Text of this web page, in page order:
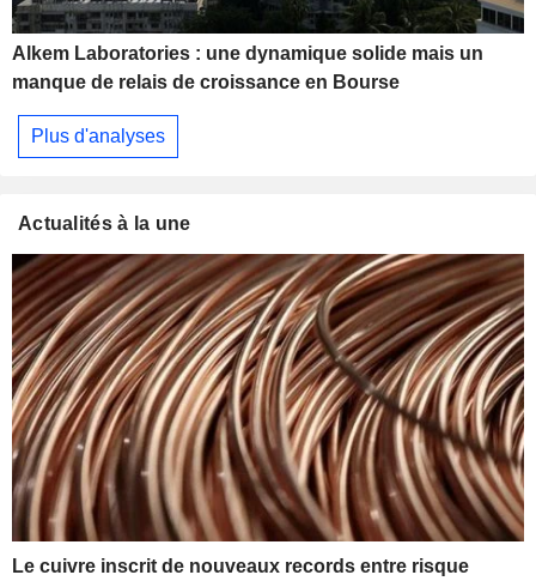
Alkem Laboratories : une dynamique solide mais un
manque de relais de croissance en Bourse
Plus d'analyses
Actualités à la une
Le cuivre inscrit de nouveaux records entre risque